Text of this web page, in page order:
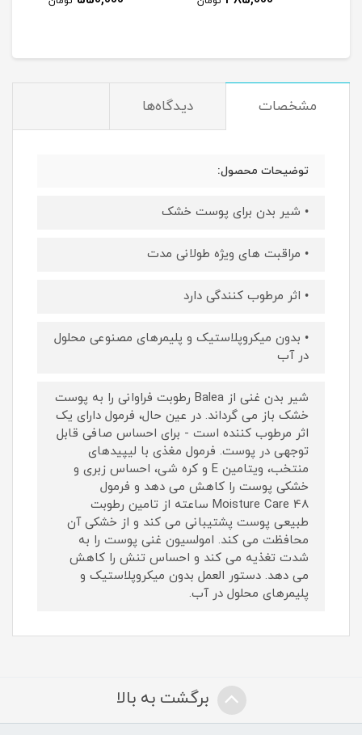
مشخصات دیدگاه‌ها
توضیحات محصول:
• شیر بدن برای پوست خشک
• مراقبت های ویژه طولانی مدت
• اثر مرطوب کنندگی دارد
• بدون میکروپلاستیک و پلیمرهای مصنوعی محلول
در آب
شیر بدن غنی از Balea رطوبت فراوانی را به پوست
خشک باز می گرداند. در عین حال، فرمول دارای یک
اثر مرطوب کننده است - برای احساس صافی قابل
توجهی در پوست. فرمول مغذی با لیپیدهای
منتخب، ویتامین E و کره شی، احساس زبری و
خشکی پوست را کاهش می دهد و فرمول
Moisture Care 48 ساعته از تامین رطوبت
طبیعی پوست پشتیبانی می کند و از خشکی آن
محافظت می کند. امولسیون غنی پوست را به
شدت تغذیه می کند و احساس تنش را کاهش
می دهد. دستور العمل بدون میکروپلاستیک و
پلیمرهای محلول در آب.
برگشت به بالا